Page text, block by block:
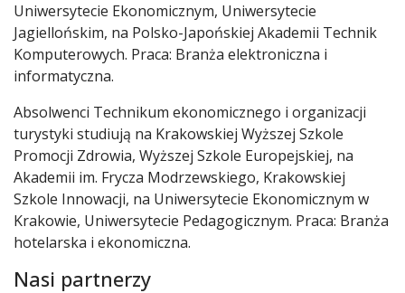
Uniwersytecie Ekonomicznym, Uniwersytecie
Jagiellońskim, na Polsko-Japońskiej Akademii Technik
Komputerowych. Praca: Branża elektroniczna i
informatyczna.
Absolwenci Technikum ekonomicznego i organizacji
turystyki studiują na Krakowskiej Wyższej Szkole
Promocji Zdrowia, Wyższej Szkole Europejskiej, na
Akademii im. Frycza Modrzewskiego, Krakowskiej
Szkole Innowacji, na Uniwersytecie Ekonomicznym w
Krakowie, Uniwersytecie Pedagogicznym. Praca: Branża
hotelarska i ekonomiczna.
Nasi partnerzy